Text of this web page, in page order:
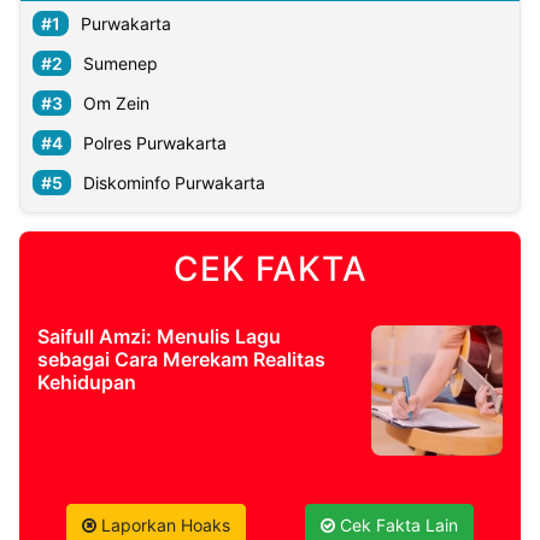
Purwakarta
Sumenep
Om Zein
Polres Purwakarta
Diskominfo Purwakarta
CEK FAKTA
Saifull Amzi: Menulis Lagu
sebagai Cara Merekam Realitas
Kehidupan
Laporkan Hoaks Cek Fakta Lain